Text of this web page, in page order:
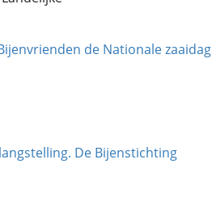
de Nationale zaaidag
De Bijenstichting